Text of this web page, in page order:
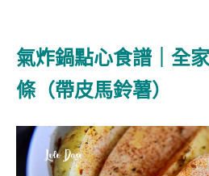
氣炸鍋點心食譜｜全
條（帶皮馬鈴薯）